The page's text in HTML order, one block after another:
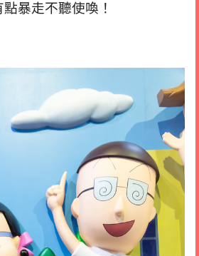
點暴走不聽使喚！